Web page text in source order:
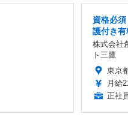
資格必
護付き
株式会社
ト三鷹
東京
月給
正社